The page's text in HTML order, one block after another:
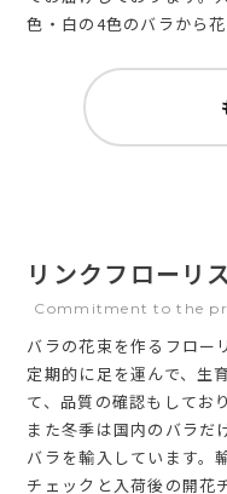
色・白の4色のバラから
リンクフローリ
Commitment to the
バラの花束を作るフロー
定期的に足を運んで、生
て、品質の確認もしてお
また冬季は国内のバラだ
バラを輸入しています。
チェックと入荷後の開花